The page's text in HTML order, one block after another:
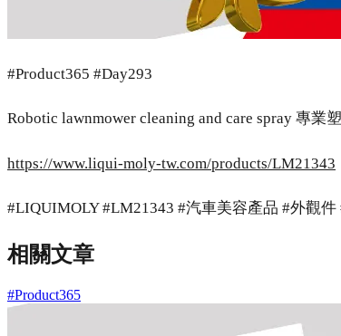
#Product365 #Day293
Robotic lawnmower cleaning and care spray 專業
https://www.liqui-moly-tw.com/products/LM21343
#LIQUIMOLY #LM21343 #汽車美容產品 #外觀
相關文章
#Product365